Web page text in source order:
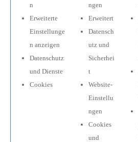
n
Erweiterte
Einstellunge
n anzeigen
Datenschutz
und Dienste
Cookies
ngen
Erweitert
Datensch
utz und
Sicherhei
t
Website-
Einstellu
ngen
Cookies
und